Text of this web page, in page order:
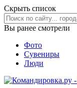
Скрыть список
Вы ранее смотрели
Фото
Сувениры
Люди